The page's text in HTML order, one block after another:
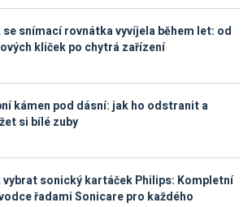
se snímací rovnátka vyvíjela během let: od
kliček po chytrá zařízení
kámen pod dásní: jak ho odstranit a
si bílé zuby
vybrat sonický kartáček Philips: Kompletní
řadami Sonicare pro každého